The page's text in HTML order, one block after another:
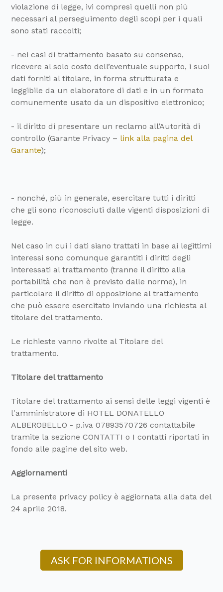
violazione di legge, ivi compresi quelli non più
necessari al perseguimento degli scopi per i quali
sono stati raccolti;
- nei casi di trattamento basato su consenso,
ricevere al solo costo dell’eventuale supporto, i suoi
dati forniti al titolare, in forma strutturata e
leggibile da un elaboratore di dati e in un formato
comunemente usato da un dispositivo elettronico;
- il diritto di presentare un reclamo all’Autorità di
controllo (Garante Privacy – link alla pagina del
Garante);
- nonché, più in generale, esercitare tutti i diritti
che gli sono riconosciuti dalle vigenti disposizioni di
legge.
Nel caso in cui i dati siano trattati in base ai legittimi
interessi sono comunque garantiti i diritti degli
interessati al trattamento (tranne il diritto alla
portabilità che non è previsto dalle norme), in
particolare il diritto di opposizione al trattamento
che può essere esercitato inviando una richiesta al
titolare del trattamento.
Le richieste vanno rivolte al Titolare del
trattamento.
Titolare del trattamento
Titolare del trattamento ai sensi delle leggi vigenti è
l'amministratore di HOTEL DONATELLO
ALBEROBELLO - p.iva 07893570726 contattabile
tramite la sezione CONTATTI o I contatti riportati in
fondo alle pagine del sito web.
Aggiornamenti
La presente privacy policy è aggiornata alla data del
24 aprile 2018.
ASK FOR INFORMATIONS